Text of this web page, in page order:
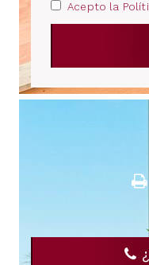
Acepto la